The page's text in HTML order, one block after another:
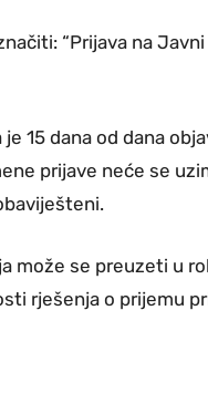
“Prijava na
15 dana od dana
prijave neće se
može se preuzeti u
rješenja o prijemu